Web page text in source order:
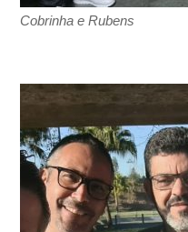
Cobrinha e Rubens